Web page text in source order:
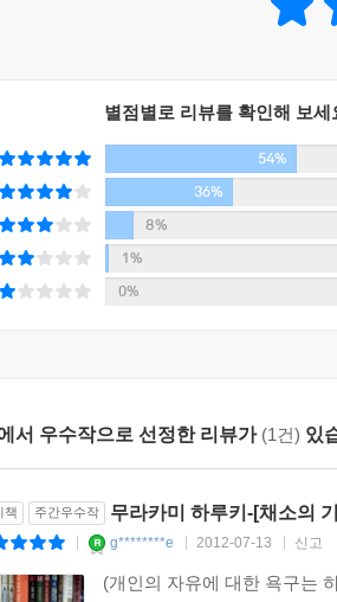
일을 늘리고 싶지 않다.)
랑에 해당하는지 정의를 내리긴 꽤 복잡하
사적인 화제는 피하기.
게도 개인적인 의견은 있지만, 그걸 쓰기
기보다 번역하기보다 에세이 쓰기가 가
하루키는 여전히 감각적이고 누구보다
넓어졌다. 환갑이 넘은 작가의 삶에 대
다.
별점별로 리뷰를 확인해 보세
54%
36%
8%
1%
0%
서 우수작으로 선정한 리뷰가 (1건) 있
책 주간우수작 무라카미 하루키-[채소의
g********e 2012-07-13 신고
(개인의 자유에 대한 욕구는